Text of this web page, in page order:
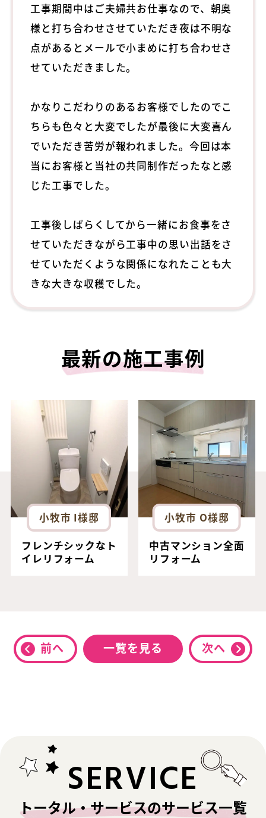
工事期間中はご夫婦共お仕事なので、朝奥
様と打ち合わせさせていただき夜は不明な
点があるとメールで小まめに打ち合わせさ
せていただきました。
かなりこだわりのあるお客様でしたのでこ
ちらも色々と大変でしたが最後に大変喜ん
でいただき苦労が報われました。今回は本
当にお客様と当社の共同制作だったなと感
じた工事でした。
工事後しばらくしてから一緒にお食事をさ
せていただきながら工事中の思い出話をさ
せていただくような関係になれたことも大
きな大きな収穫でした。
最新の施工事例
小牧市 I様邸
フレンチシックなト
イレリフォーム
小牧市 O様邸
中古マンション全面
リフォーム
前へ 一覧を見る 次へ
SERVICE
トータル・サービスのサービス一覧